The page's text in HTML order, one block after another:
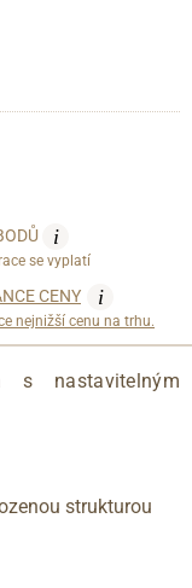
i
se vyplatí
CENY i
nejnižší cenu na trhu.
s nastavitelným
strukturou